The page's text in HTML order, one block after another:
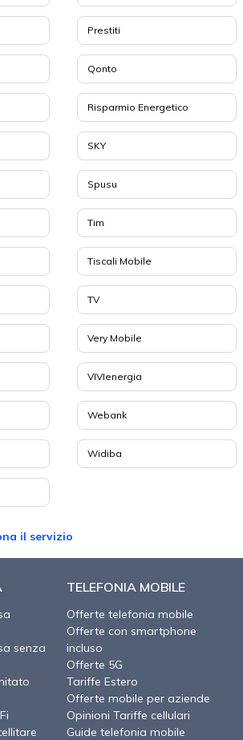
Prestiti
Qonto
Risparmio Energetico
SKY
Spusu
Tim
Tiscali Mobile
TV
Very Mobile
VIVIenergia
Webank
Widiba
il servizio
senza
TELEFONIA MOBILE
Offerte telefonia mobile
Offerte con smartphone
incluso
Offerte 5G
Tariffe Estero
Offerte mobile per aziende
Opinioni Tariffe cellulari
Guide telefonia mobile